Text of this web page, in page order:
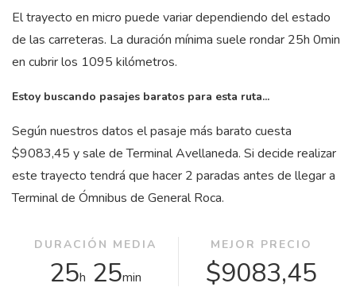
El trayecto en micro puede variar dependiendo del estado
de las carreteras. La duración mínima suele rondar 25h 0min
en cubrir los 1095 kilómetros.
Estoy buscando pasajes baratos para esta ruta...
Según nuestros datos el pasaje más barato cuesta
$9083,45 y sale de Terminal Avellaneda. Si decide realizar
este trayecto tendrá que hacer 2 paradas antes de llegar a
Terminal de Ómnibus de General Roca.
DURACIÓN MEDIA
25h 25min
MEJOR PRECIO
$9083,45